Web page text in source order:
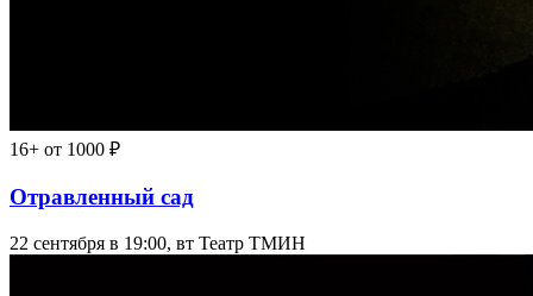
16+ от 1000 ₽
Отравленный сад
22 сентября в 19:00, вт Театр ТМИН